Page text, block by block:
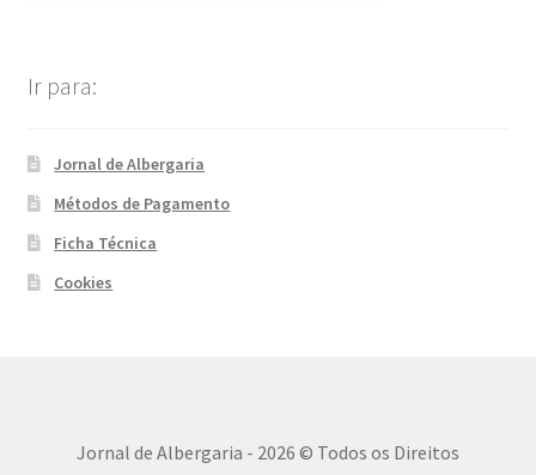
Ir para:
Jornal de Albergaria
Métodos de Pagamento
Ficha Técnica
Cookies
Jornal de Albergaria - 2026 © Todos os Direitos